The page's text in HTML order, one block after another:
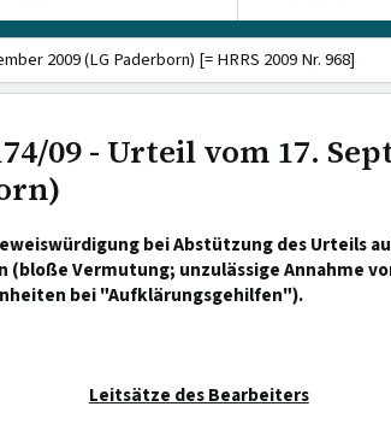
2009 (LG Paderborn) [= HRRS 2009 Nr. 968]
09 - Urteil vom 17.
bei Abstützung des Urteils
Vermutung; unzulässige Annahme
bei "Aufklärungsgehilfen").
Leitsätze des Bearbeiters